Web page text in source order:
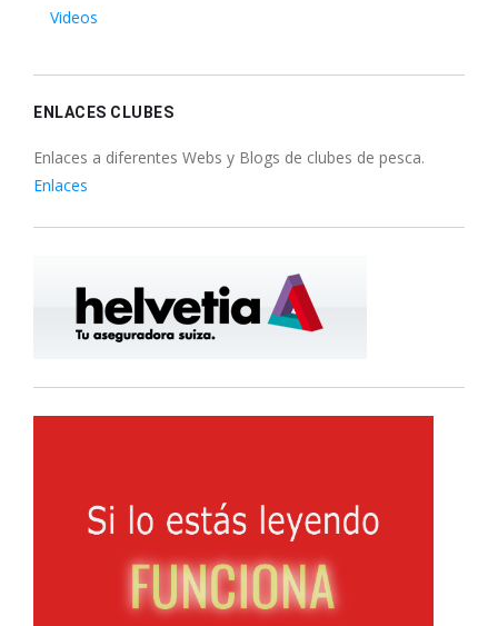
Videos
ENLACES CLUBES
Enlaces a diferentes Webs y Blogs de clubes de pesca.
Enlaces